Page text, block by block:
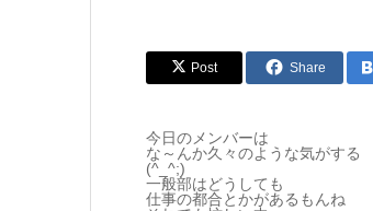
Post Share
今日のメンバーは
な～んか久々のような気がする
(^_^;)
一般部はどうしても
仕事の都合とかがあるもんね